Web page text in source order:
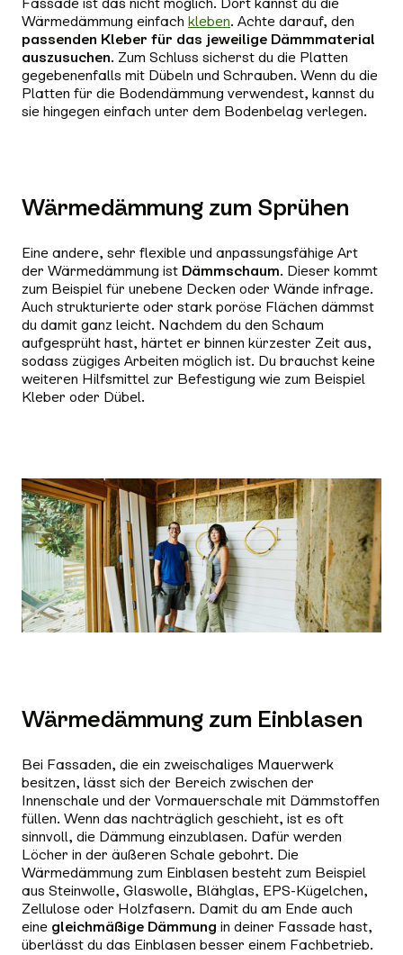
Wärmedämmung einfach kleben. Achte darauf, den
passenden Kleber für das jeweilige Dämmmaterial
auszusuchen. Zum Schluss sicherst du die Platten
gegebenenfalls mit Dübeln und Schrauben. Wenn du die
Platten für die Bodendämmung verwendest, kannst du
sie hingegen einfach unter dem Bodenbelag verlegen.
Wärmedämmung zum Sprühen
Eine andere, sehr flexible und anpassungsfähige Art
der Wärmedämmung ist Dämmschaum. Dieser kommt
zum Beispiel für unebene Decken oder Wände infrage.
Auch strukturierte oder stark poröse Flächen dämmst
du damit ganz leicht. Nachdem du den Schaum
aufgesprüht hast, härtet er binnen kürzester Zeit aus,
sodass zügiges Arbeiten möglich ist. Du brauchst keine
weiteren Hilfsmittel zur Befestigung wie zum Beispiel
Kleber oder Dübel.
Wärmedämmung zum Einblasen
Bei Fassaden, die ein zweischaliges Mauerwerk
besitzen, lässt sich der Bereich zwischen der
Innenschale und der Vormauerschale mit Dämmstoffen
füllen. Wenn das nachträglich geschieht, ist es oft
sinnvoll, die Dämmung einzublasen. Dafür werden
Löcher in der äußeren Schale gebohrt. Die
Wärmedämmung zum Einblasen besteht zum Beispiel
aus Steinwolle, Glaswolle, Blähglas, EPS-Kügelchen,
Zellulose oder Holzfasern. Damit du am Ende auch
eine gleichmäßige Dämmung in deiner Fassade hast,
überlässt du das Einblasen besser einem Fachbetrieb.